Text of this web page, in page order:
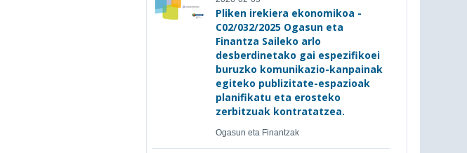
Pliken irekiera ekonomikoa -
C02/032/2025 Ogasun eta
Finantza Saileko arlo
desberdinetako gai espezifikoei
buruzko komunikazio-kanpainak
egiteko publizitate-espazioak
planifikatu eta erosteko
zerbitzuak kontratatzea.
Ogasun eta Finantzak